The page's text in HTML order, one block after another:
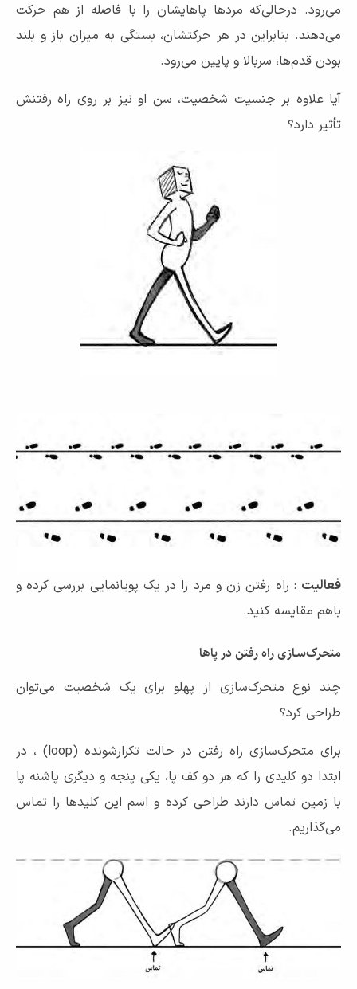
می‌رود. درحالی‌که مردها پاها‌یشان را با فاصله از هم حرکت
می‌دهند. بنابراین در هر حرکتشان، بستگی به میزان باز و بلند
بودن قدم‌ها، سربالا و پایین می‌رود.
آیا علاوه بر جنسیت شخصیت، سن او نیز بر روی راه رفتنش
تأثیر دارد؟
فعالیت : راه رفتن زن و مرد را در یک پویانمایی بررسی کرده و
باهم مقایسه کنید.
متحرک‌سـازی راه رفتن در پاها
چند نوع متحرک‌سازی از پهلو برای یک شخصیت می‌توان
طراحی کرد؟
برای متحرک‌سازی راه رفتن در حالت تکرارشونده (loop) ، در
ابتدا دو کلیدی را که هر دو کف پا، یکی پنجه و دیگری پاشنه پا
با زمین تماس دارند طراحی کرده و اسم این کلیدها را تماس
می‌گذاریم.